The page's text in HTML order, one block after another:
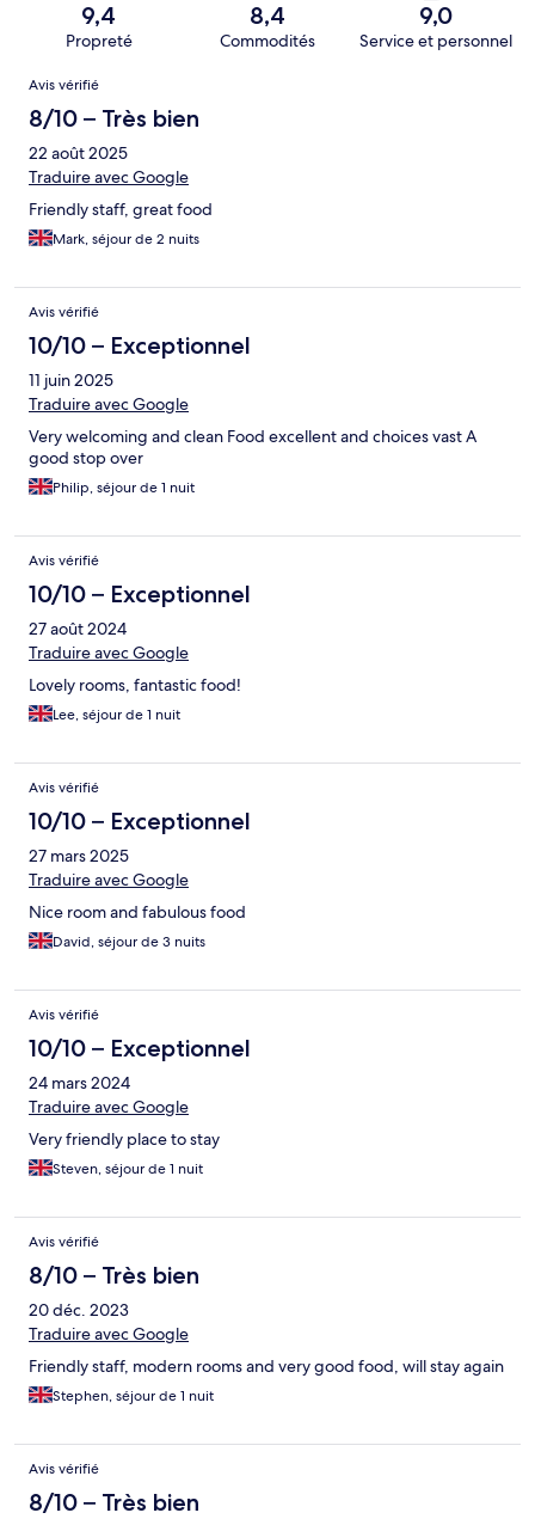
9,4
Propreté
8,4
Commodités
9,0
Service et personnel
Avis
Avis vérifié
8/10 – Très bien
22 août 2025
Traduire avec Google
Friendly staff, great food
Mark, séjour de 2 nuits
Avis vérifié
10/10 – Exceptionnel
11 juin 2025
Traduire avec Google
Very welcoming and clean Food excellent and choices vast A
good stop over
Philip, séjour de 1 nuit
Avis vérifié
10/10 – Exceptionnel
27 août 2024
Traduire avec Google
Lovely rooms, fantastic food!
Lee, séjour de 1 nuit
Avis vérifié
10/10 – Exceptionnel
27 mars 2025
Traduire avec Google
Nice room and fabulous food
David, séjour de 3 nuits
Avis vérifié
10/10 – Exceptionnel
24 mars 2024
Traduire avec Google
Very friendly place to stay
Steven, séjour de 1 nuit
Avis vérifié
8/10 – Très bien
20 déc. 2023
Traduire avec Google
Friendly staff, modern rooms and very good food, will stay again
Stephen, séjour de 1 nuit
Avis vérifié
8/10 – Très bien